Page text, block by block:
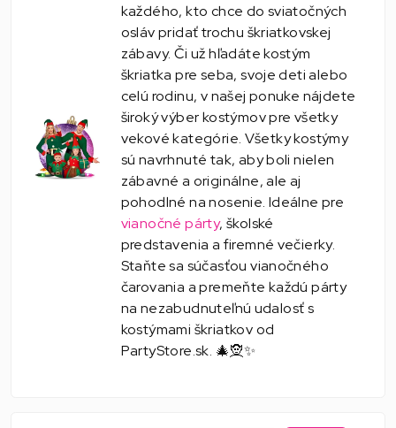
každého, kto chce do sviatočných
osláv pridať trochu škriatkovskej
zábavy. Či už hľadáte kostým
škriatka pre seba, svoje deti alebo
celú rodinu, v našej ponuke nájdete
široký výber kostýmov pre všetky
vekové kategórie. Všetky kostýmy
sú navrhnuté tak, aby boli nielen
zábavné a originálne, ale aj
pohodlné na nosenie. Ideálne pre
vianočné párty, školské
predstavenia a firemné večierky.
Staňte sa súčasťou vianočného
čarovania a premeňte každú párty
na nezabudnuteľnú udalosť s
kostýmami škriatkov od
PartyStore.sk. 🎄🧝✨